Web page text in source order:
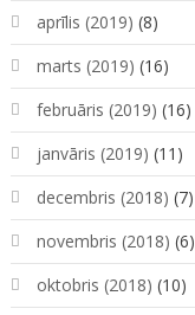
aprīlis (2019) (8)
marts (2019) (16)
februāris (2019) (16)
janvāris (2019) (11)
decembris (2018) (7)
novembris (2018) (6)
oktobris (2018) (10)